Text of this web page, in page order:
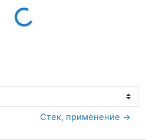
Loading...
Стек, применение →